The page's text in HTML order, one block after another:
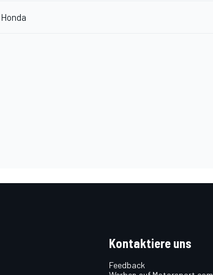
Honda
Kontaktiere uns
Feedback